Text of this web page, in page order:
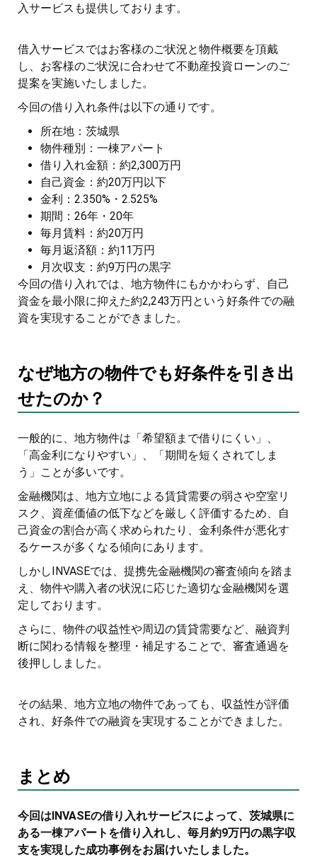
入サービスも提供しております。
借入サービスではお客様のご状況と物件概要を頂戴
し、お客様のご状況に合わせて不動産投資ローンのご
提案を実施いたしました。
今回の借り入れ条件は以下の通りです。
所在地：茨城県
物件種別：一棟アパート
借り入れ金額：約2,300万円
自己資金：約20万円以下
金利：2.350%・2.525%
期間：26年・20年
毎月賃料：約20万円
毎月返済額：約11万円
月次収支：約9万円の黒字
今回の借り入れでは、地方物件にもかかわらず、自己
資金を最小限に抑えた約2,243万円という好条件での融
資を実現することができました。
なぜ地方の物件でも好条件を引き出
せたのか？
一般的に、地方物件は「希望額まで借りにくい」、
「高金利になりやすい」、「期間を短くされてしま
う」ことが多いです。
金融機関は、地方立地による賃貸需要の弱さや空室リ
スク、資産価値の低下などを厳しく評価するため、自
己資金の割合が高く求められたり、金利条件が悪化す
るケースが多くなる傾向にあります。
しかしINVASEでは、提携先金融機関の審査傾向を踏ま
え、物件や購入者の状況に応じた適切な金融機関を選
定しております。
さらに、物件の収益性や周辺の賃貸需要など、融資判
断に関わる情報を整理・補足することで、審査通過を
後押ししました。
その結果、地方立地の物件であっても、収益性が評価
され、好条件での融資を実現することができました。
まとめ
今回はINVASEの借り入れサービスによって、茨城県に
ある一棟アパートを借り入れし、毎月約9万円の黒字収
支を実現した成功事例をお届けいたしました。